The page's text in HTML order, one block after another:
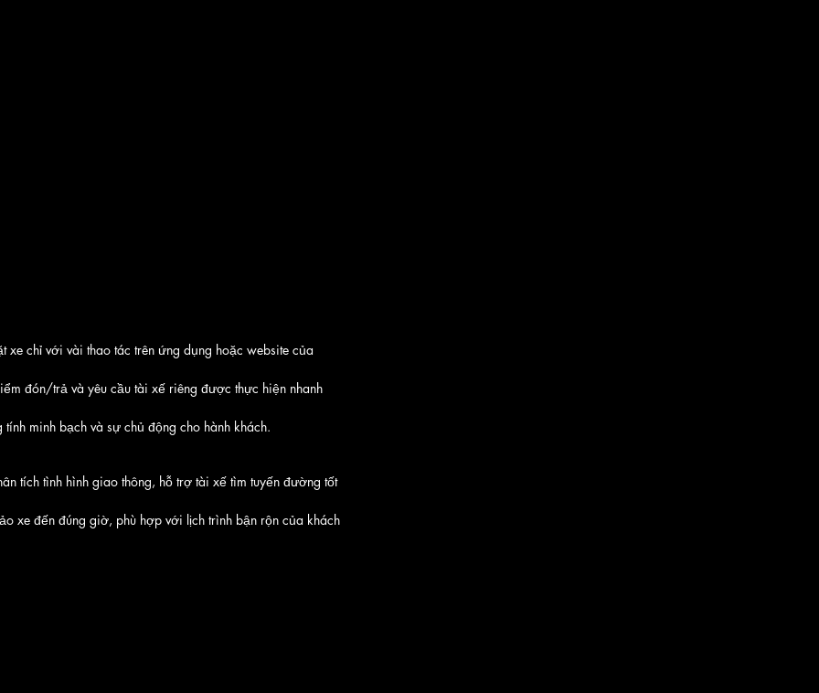
xe chỉ với vài thao tác trên ứng dụng hoặc website của
đón/trả và yêu cầu tài xế riêng được thực hiện nhanh
minh bạch và sự chủ động cho hành khách.
tích tình hình giao thông, hỗ trợ tài xế tìm tuyến đường tốt
xe đến đúng giờ, phù hợp với lịch trình bận rộn của khách